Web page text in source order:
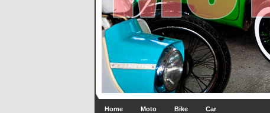
Home Moto Bike Car